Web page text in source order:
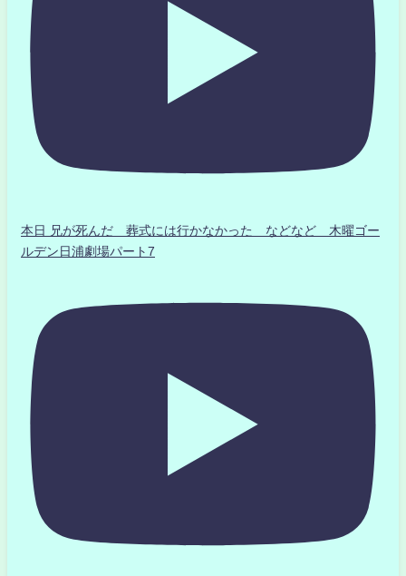
本日 兄が死んだ 葬式には行かなかった などなど 木曜ゴー
ルデン日浦劇場パート7